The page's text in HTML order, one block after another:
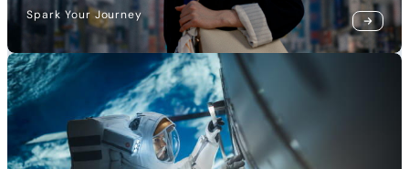
Spark Your Journey